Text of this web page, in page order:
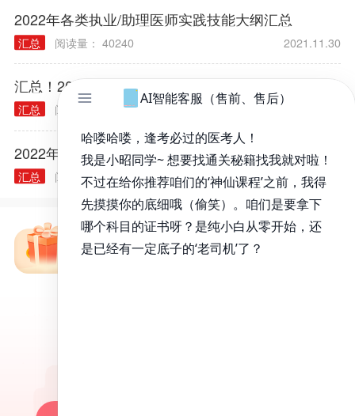
2022年各类执业/助理医师实践技能大纲汇总
汇总 阅读量： 40240 2021.11.30
汇总！2022年全国医师资格考试报名点电话
汇总 阅读量： 40370
2022年中医执业医师资格考试报名时间
汇总 阅读量： 40299 2021.12.28
免费备考资料包